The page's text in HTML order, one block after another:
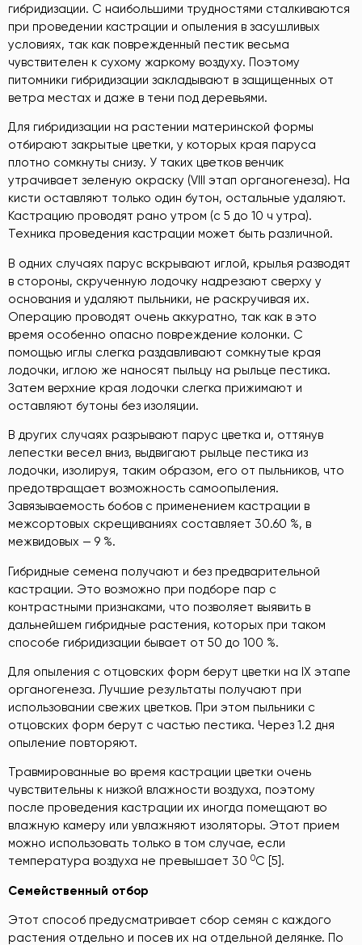
гибридизации. С наибольшими трудностями сталкиваются
при проведении кастрации и опыления в засушливых
условиях, так как поврежденный пестик весьма
чувствителен к сухому жаркому воздуху. Поэтому
питомники гибридизации закладывают в защищенных от
ветра местах и даже в тени под деревьями.
Для гибридизации на растении материнской формы
отбирают закрытые цветки, у которых края паруса
плотно сомкнуты снизу. У таких цветков венчик
утрачивает зеленую окраску (VIII
этап органогенеза). На
кисти оставляют только один бутон, остальные удаляют.
Кастрацию проводят рано утром (с 5 до 10 ч утра).
Техника проведения кастрации может быть различной.
В одних случаях парус вскрывают иглой, крылья разводят
в стороны, скрученную лодочку надрезают сверху у
основания и удаляют пыльники, не раскручивая их.
Операцию проводят очень аккуратно, так как в это
время особенно опасно повреждение колонки. С
помощью иглы слегка раздавливают сомкнутые края
лодочки, иглою же наносят пыльцу на рыльце пестика.
Затем верхние края лодочки слегка прижимают и
оставляют бутоны без изоляции.
В других случаях разрывают парус цветка и, оттянув
лепестки весел вниз, выдвигают рыльце пестика из
лодочки, изолируя, таким образом, его от пыльников, что
предотвращает возможность самоопыления.
Завязываемость бобов с применением кастрации в
межсортовых скрещиваниях составляет 30.60 %, в
межвидовых — 9 %.
Гибридные семена получают и без предварительной
кастрации. Это возможно при подборе пар с
контрастными признаками, что позволяет выявить в
дальнейшем гибридные растения, которых при таком
способе гибридизации бывает от 50 до 100 %.
Для опыления с отцовских форм берут цветки на IX этапе
органогенеза. Лучшие результаты получают при
использовании свежих цветков. При этом пыльники с
отцовских форм берут с частью пестика. Через 1.2 дня
опыление повторяют.
Травмированные во время кастрации цветки очень
чувствительны к низкой влажности воздуха, поэтому
после проведения кастрации их иногда помещают во
влажную камеру или увлажняют изоляторы. Этот прием
можно использовать только в том случае, если
температура воздуха не превышает 30 0С [5].
Семейственный отбор
Этот способ предусматривает сбор семян с каждого
растения отдельно и посев их на отдельной делянке. По